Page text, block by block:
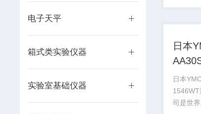
电子天平
箱式类实验仪器
实验室基础仪器
著名的
日本
液相
日本
司是世